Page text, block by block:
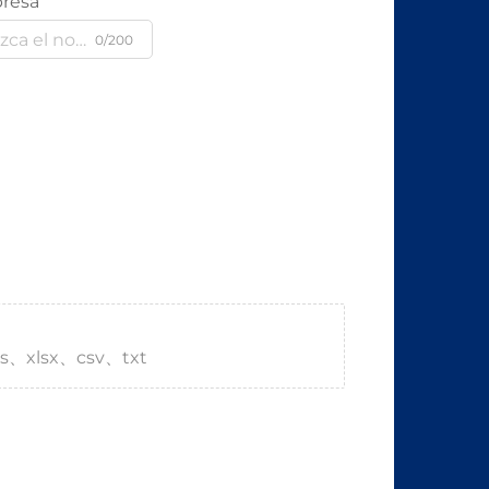
0/200
xlsx、csv、txt